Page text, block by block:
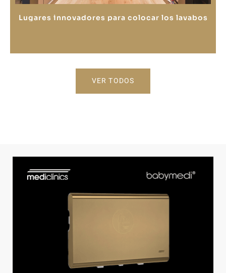
Lugares innovadores para colocar los lavabos
VER TODOS